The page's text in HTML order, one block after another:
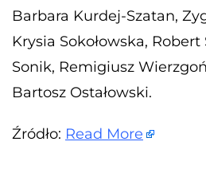
Barbara Kurdej-Szatan,
Krysia Sokołowska,
Sonik, Remigiusz
Bartosz Ostałowski.
Źródło: Read More